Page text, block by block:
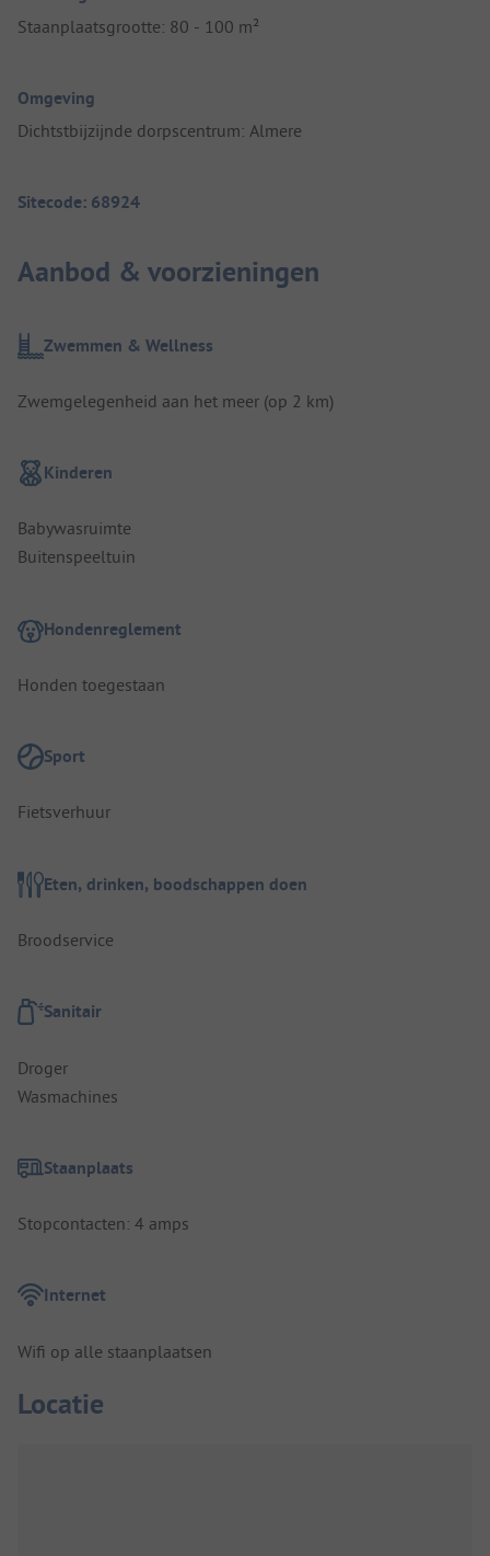
Staanplaatsgrootte: 80 - 100 m²
Omgeving
Dichtstbijzijnde dorpscentrum: Almere
Sitecode: 68924
Aanbod & voorzieningen
Zwemmen & Wellness
Zwemgelegenheid aan het meer (op 2 km)
Kinderen
Babywasruimte
Buitenspeeltuin
Hondenreglement
Honden toegestaan
Sport
Fietsverhuur
Eten, drinken, boodschappen doen
Broodservice
Sanitair
Droger
Wasmachines
Staanplaats
Stopcontacten: 4 amps
Internet
Wifi op alle staanplaatsen
Locatie